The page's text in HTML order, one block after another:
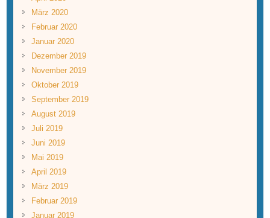
März 2020
Februar 2020
Januar 2020
Dezember 2019
November 2019
Oktober 2019
September 2019
August 2019
Juli 2019
Juni 2019
Mai 2019
April 2019
März 2019
Februar 2019
Januar 2019